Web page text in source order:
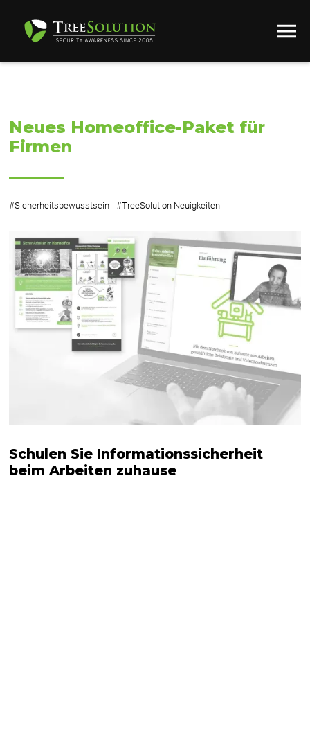
Neues Homeoffice-Paket für
Firmen
#Sicherheitsbewusstsein #TreeSolution Neuigkeiten
Schulen Sie Informationssicherheit
beim Arbeiten zuhause